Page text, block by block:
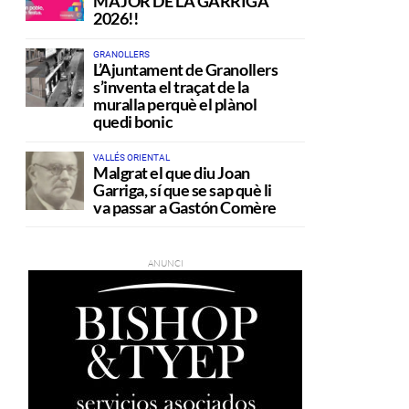
2026!!
GRANOLLERS
L’Ajuntament de Granollers
s’inventa el traçat de la
muralla perquè el plànol
quedi bonic
VALLÉS ORIENTAL
Malgrat el que diu Joan
Garriga, sí que se sap què li
va passar a Gastón Comère